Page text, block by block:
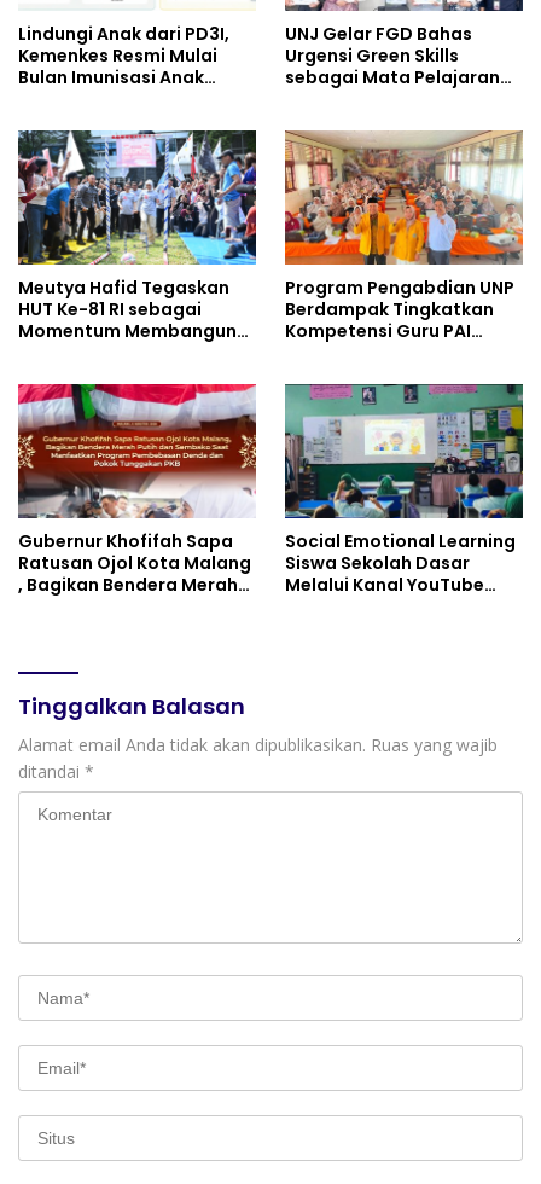
Lindungi Anak dari PD3I,
Kemenkes Resmi Mulai
Bulan Imunisasi Anak
UNJ Gelar FGD Bahas
Urgensi Green Skills
sebagai Mata Pelajaran
Perhotelan, dan UPW
Meutya Hafid Tegaskan
HUT Ke-81 RI sebagai
Momentum Membangun
Program Pengabdian UNP
Berdampak Tingkatkan
Kompetensi Guru PAI
Gubernur Khofifah Sapa
Ratusan Ojol Kota Malang
, Bagikan Bendera Merah
Pokok Tunggakan PKB
Social Emotional Learning
Siswa Sekolah Dasar
Melalui Kanal YouTube
Tinggalkan Balasan
Alamat email Anda tidak akan dipublikasikan. Ruas yang wajib
ditandai *